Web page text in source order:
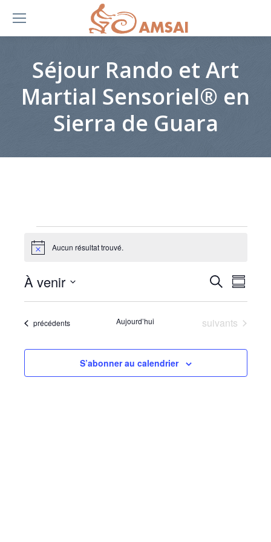
Séjour Rando et Art
Martial Sensoriel® en
Sierra de Guara
Évènements
Notice Aucun résultat trouvé.
et
Recherche
de
vues
Résumé
À venir
Sélectionnez
date
Évènements
précédents Aujourd’hui Évènements
suivants
S’abonner au calendrier